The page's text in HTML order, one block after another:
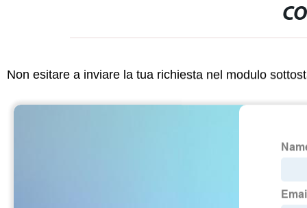
Non esitare a inviare la tua richiesta nel modulo